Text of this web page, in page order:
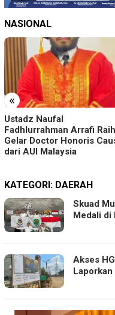
NASIONAL
«
Ustadz Naufal
Fadhlurrahman Arrafi Raih
Gelar Doctor Honoris
dari AUI Malaysia
KATEGORI: DAERAH
Skuad
Medali di
Akses
Laporkan